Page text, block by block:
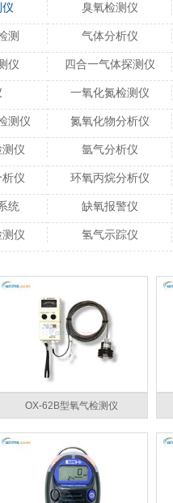
臭氧检测仪
测 气体分析仪
仪 四合一气体探测仪
一氧化氮检测仪
测仪 氮氧化物分析仪
仪 氩气分析仪
仪 环氧丙烷分析仪
统 缺氧报警仪
仪 氢气示踪仪
OX-62B型氧气检测仪